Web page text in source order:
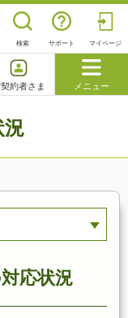
検索 サポート マイページ
約者さま メニュー
況
応状況